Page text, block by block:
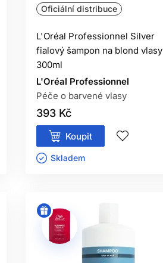
Oficiální distribuce
L'Oréal Professionnel Silver
fialový šampon na blond vlasy
300ml
L'Oréal Professionnel
Péče o barvené vlasy
393 Kč
Koupit
Skladem ㅤ